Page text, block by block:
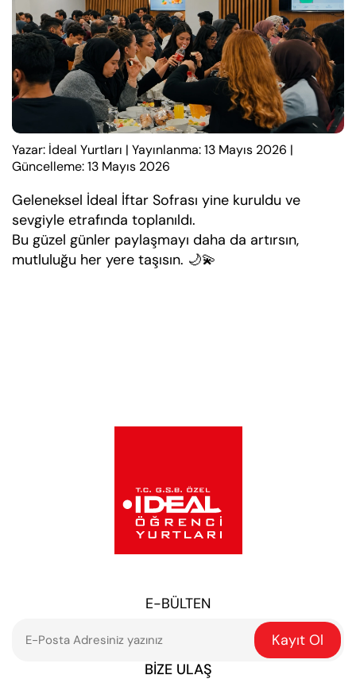
Yazar: İdeal Yurtları | Yayınlanma: 13 Mayıs 2026 |
Güncelleme: 13 Mayıs 2026
Geleneksel İdeal İftar Sofrası yine kuruldu ve
sevgiyle etrafında toplanıldı.
Bu güzel günler paylaşmayı daha da artırsın,
mutluluğu her yere taşısın. 🌙💫
E-BÜLTEN
Kayıt Ol
BIZE ULAŞ